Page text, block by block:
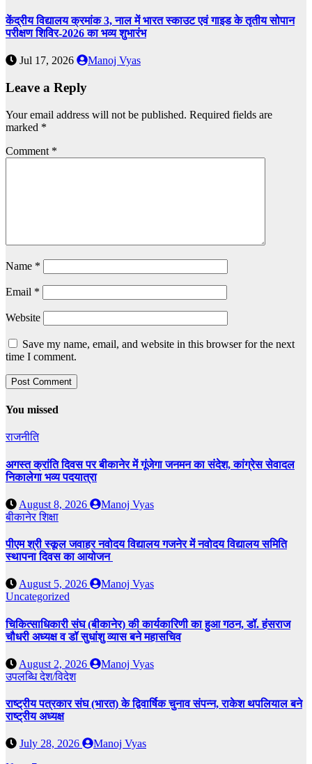
केंद्रीय विद्यालय क्रमांक 3, नाल में भारत स्काउट एवं गाइड के तृतीय सोपान
परीक्षण शिविर-2026 का भव्य शुभारंभ
Jul 17, 2026 Manoj Vyas
Leave a Reply
Your email address will not be published. Required fields are
marked *
Comment *
Name *
Email *
Website
Save my name, email, and website in this browser for the next
time I comment.
You missed
राजनीति
अगस्त क्रांति दिवस पर बीकानेर में गूंजेगा जनमन का संदेश, कांग्रेस सेवादल
निकालेगा भव्य पदयात्रा
August 8, 2026
Manoj Vyas
बीकानेरशिक्षा
पीएम श्री स्कूल जवाहर नवोदय विद्यालय गजनेर में नवोदय विद्यालय समिति
स्थापना दिवस का आयोजन
August 5, 2026
Manoj Vyas
Uncategorized
चिकित्साधिकारी संघ (बीकानेर) की कार्यकारिणी का हुआ गठन, डॉ. हंसराज
चौधरी अध्यक्ष व डॉ सुधांशु व्यास बने महासचिव
August 2, 2026
Manoj Vyas
उपलब्धिदेश/विदेश
राष्ट्रीय पत्रकार संघ (भारत) के द्विवार्षिक चुनाव संपन्न, राकेश थपलियाल बने
राष्ट्रीय अध्यक्ष
July 28, 2026
Manoj Vyas